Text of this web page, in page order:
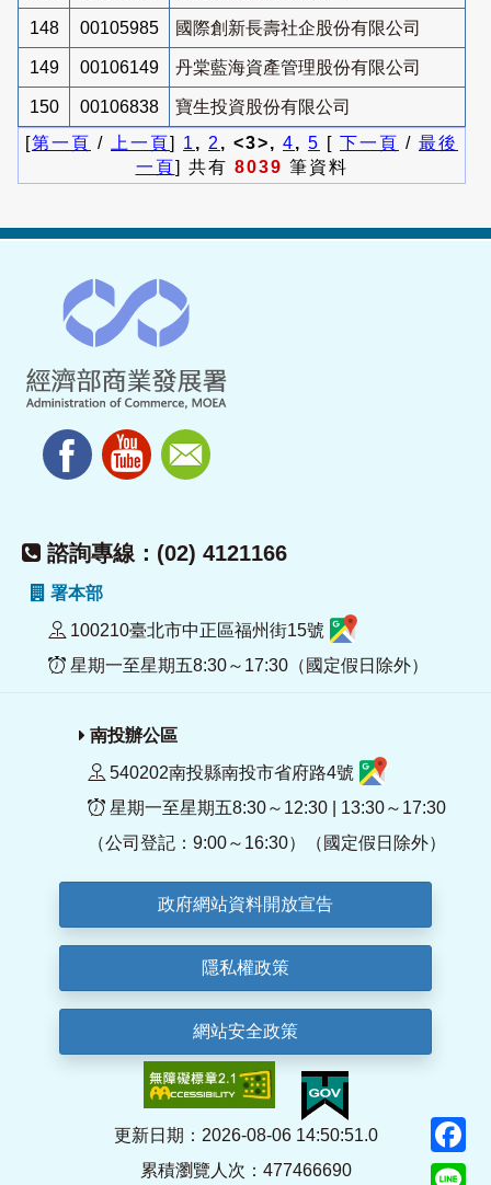
148 00105985 國際創新長壽社企股份有限公司
149 00106149 丹棠藍海資產管理股份有限公司
150 00106838
寶生投資股份有限公司
[第一頁 / 上一頁] 1 , 2 , <3>, 4, 5 [ 下一頁 / 最後
一頁] 共有 8039 筆資料
諮詢專線：(02) 4121166
署本部
100210臺北市中正區福州街15號
星期一至星期五8:30～17:30（國定假日除外）
南投辦公區
540202南投縣南投市省府路4號
星期一至星期五8:30～12:30 | 13:30～17:30
（公司登記：9:00～16:30）（國定假日除外）
政府網站資料開放宣告
隱私權政策
網站安全政策
更新日期：2026-08-06 14:50:51.0
累積瀏覽人次：477466690